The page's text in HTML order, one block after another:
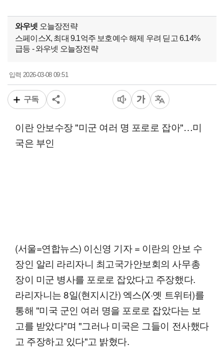
와우넷 오늘장전략
스페이스X, 최대 9.1억주 보호예수 해제 우려 딛고 6.14%
급등 - 와우넷 오늘장전략
입력2026-03-08 09:51
구독
이란 안보수장 "미군 여러 명 포로로 잡아"…미
국은 부인
(서울=연합뉴스) 이신영 기자 = 이란의 안보 수
장인 알리 라리자니 최고국가안보회의 사무총
장이 미군 병사를 포로로 잡았다고 주장했다.
라리자니는 8일(현지시간) 엑스(X·옛 트위터)를
통해 "미국 군인 여러 명을 포로로 잡았다는 보
고를 받았다"며 "그러나 미국은 그들이 전사했다
고 주장하고 있다"고 밝혔다.